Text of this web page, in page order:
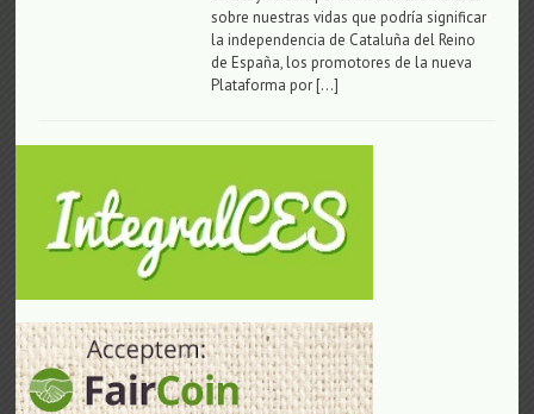
sobre nuestras vidas que podría significar
la independencia de Cataluña del Reino
de España, los promotores de la nueva
Plataforma por […]